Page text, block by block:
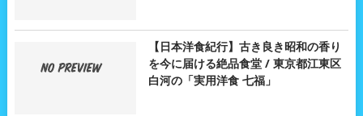
【日本洋食紀行】古き良き昭和の香り
を今に届ける絶品食堂 / 東京都江東区
白河の「実用洋食 七福」